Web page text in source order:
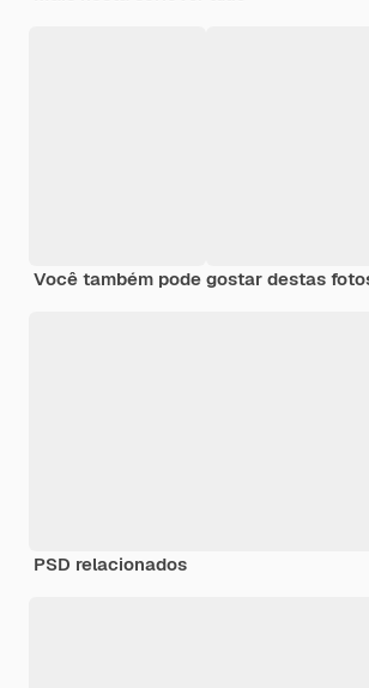
Você também pode gostar destas
PSD relacionados